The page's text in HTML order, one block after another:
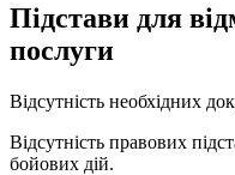
Підстави для
послуги
Відсутність необхідних
Відсутність правових
бойових дій.